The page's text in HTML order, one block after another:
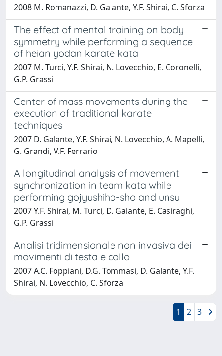
2008 M. Romanazzi, D. Galante, Y.F. Shirai, C. Sforza
The effect of mental training on body
symmetry while performing a sequence
of heian yodan karate kata
2007 M. Turci, Y.F. Shirai, N. Lovecchio, E. Coronelli,
G.P. Grassi
Center of mass movements during the
execution of traditional karate
techniques
2007 D. Galante, Y.F. Shirai, N. Lovecchio, A. Mapelli,
G. Grandi, V.F. Ferrario
A longitudinal analysis of movement
synchronization in team kata while
performing gojyushiho-sho and unsu
2007 Y.F. Shirai, M. Turci, D. Galante, E. Casiraghi,
G.P. Grassi
Analisi tridimensionale non invasiva dei
movimenti di testa e collo
2007 A.C. Foppiani, D.G. Tommasi, D. Galante, Y.F.
Shirai, N. Lovecchio, C. Sforza
1 2 3